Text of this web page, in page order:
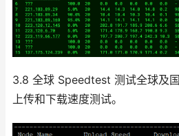
3.8 全球 Speedtest 测试全球及
上传和下载速度测试。